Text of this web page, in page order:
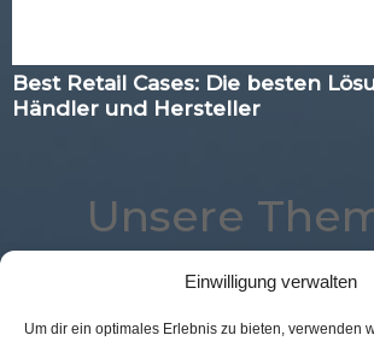
Einwilligung verwalten
Um dir ein optimales Erlebnis zu bieten, verwenden
Best Retail Cases: Die besten
Händler und Hersteller
Unsere
Mobile Expertenwissen